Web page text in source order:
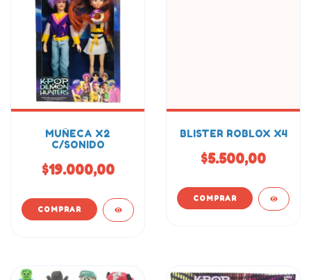
MUÑECA X2
C/SONIDO
$19.000,00
BLISTER ROBLOX X4
$5.500,00